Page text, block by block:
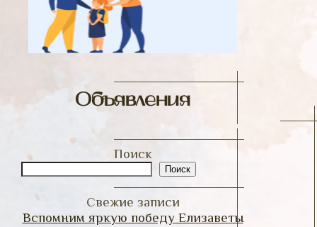
Объявления
Поиск
Поиск
Свежие записи
Вспомним яркую победу Елизаветы